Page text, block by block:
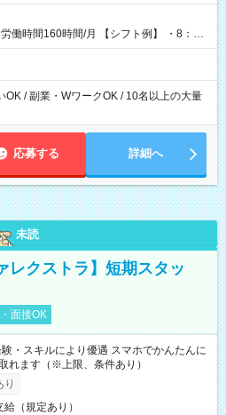
間/月 【シフト例】 ・8：00
OK / 副業・WワークOK / 10名以上の大量
応募する 詳細へ
未読
レクストラ】短期スタッ
面接OK
スキルにより優遇 スマホでかんたんに
れます（※上限、条件あり）
り
（規定あり）